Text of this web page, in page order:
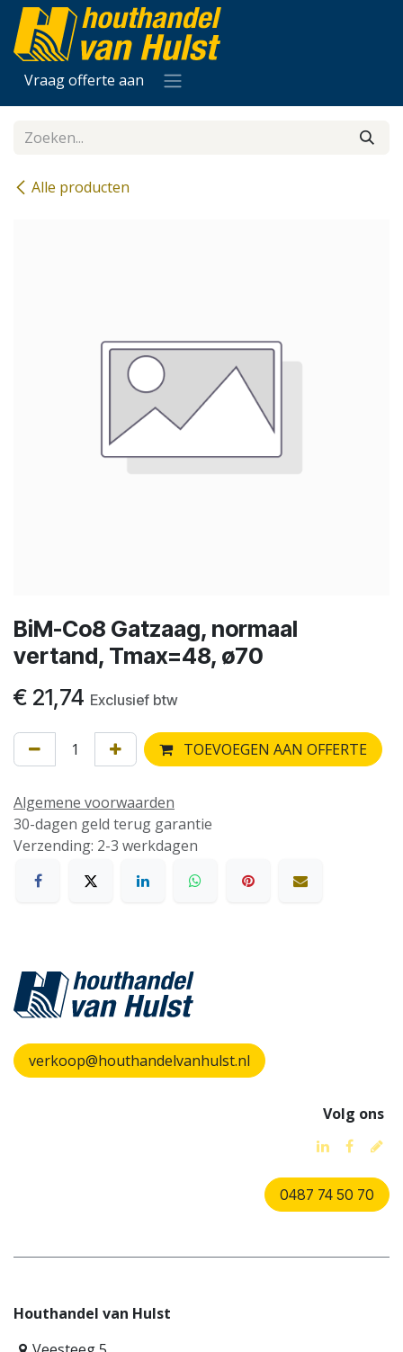
Overslaan naar inhoud
Vraag offerte aan
Alle producten
BiM-Co8 Gatzaag, normaal
vertand, Tmax=48, ø70
€ 21,74 Exclusief btw
TOEVOEGEN AAN OFFERTE
Algemene voorwaarden
30-dagen geld terug garantie
Verzending: 2-3 werkdagen
verkoop@houthandelvanhulst.nl
Volg ons
0487 74 50 70
Houthandel van Hulst